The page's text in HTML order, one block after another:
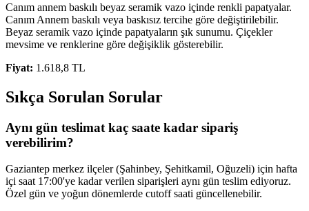
Canım annem baskılı beyaz seramik vazo içinde renkli papatyalar.
Canım Annem baskılı veya baskısız tercihe göre değiştirilebilir.
Beyaz seramik vazo içinde papatyaların şık sunumu. Çiçekler
mevsime ve renklerine göre değişiklik gösterebilir.
Fiyat: 1.618,8 TL
Sıkça Sorulan Sorular
Aynı gün teslimat kaç saate kadar sipariş
verebilirim?
Gaziantep merkez ilçeler (Şahinbey, Şehitkamil, Oğuzeli) için hafta
içi saat 17:00'ye kadar verilen siparişleri aynı gün teslim ediyoruz.
Özel gün ve yoğun dönemlerde cutoff saati güncellenebilir.